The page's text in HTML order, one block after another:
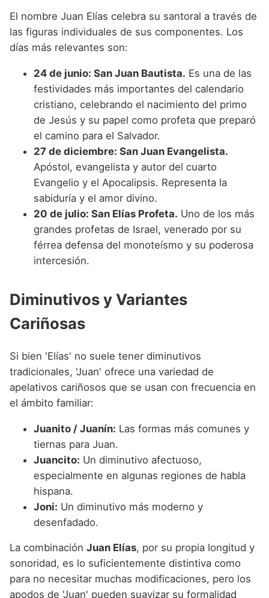
El nombre Juan Elías celebra su santoral a través de
las figuras individuales de sus componentes. Los
días más relevantes son:
24 de junio: San Juan Bautista. Es una de las
festividades más importantes del calendario
cristiano, celebrando el nacimiento del primo
de Jesús y su papel como profeta que preparó
el camino para el Salvador.
27 de diciembre: San Juan Evangelista.
Apóstol, evangelista y autor del cuarto
Evangelio y el Apocalipsis. Representa la
sabiduría y el amor divino.
20 de julio: San Elías Profeta. Uno de los más
grandes profetas de Israel, venerado por su
férrea defensa del monoteísmo y su poderosa
intercesión.
Diminutivos y Variantes
Cariñosas
Si bien 'Elías' no suele tener diminutivos
tradicionales, 'Juan' ofrece una variedad de
apelativos cariñosos que se usan con frecuencia en
el ámbito familiar:
Juanito / Juanín: Las formas más comunes y
tiernas para Juan.
Juancito: Un diminutivo afectuoso,
especialmente en algunas regiones de habla
hispana.
Joni: Un diminutivo más moderno y
desenfadado.
La combinación Juan Elías, por su propia longitud y
sonoridad, es lo suficientemente distintiva como
para no necesitar muchas modificaciones, pero los
apodos de 'Juan' pueden suavizar su formalidad